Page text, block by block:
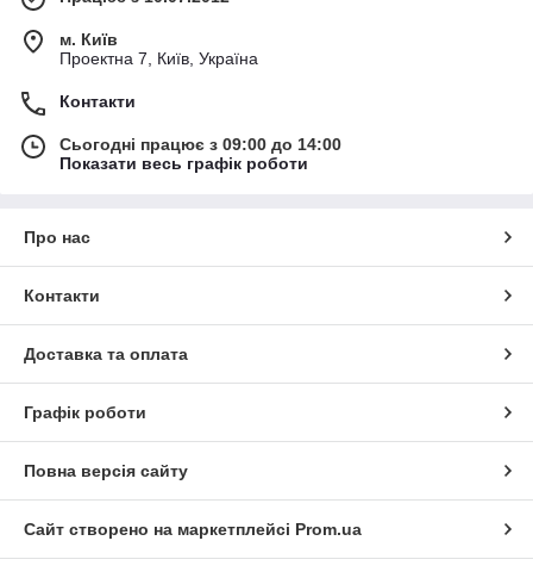
м. Київ
Проектна 7, Київ, Україна
Контакти
Сьогодні працює з 09:00 до 14:00
Показати весь графік роботи
Про нас
Контакти
Доставка та оплата
Графік роботи
Повна версія сайту
Сайт створено на маркетплейсі Prom.ua